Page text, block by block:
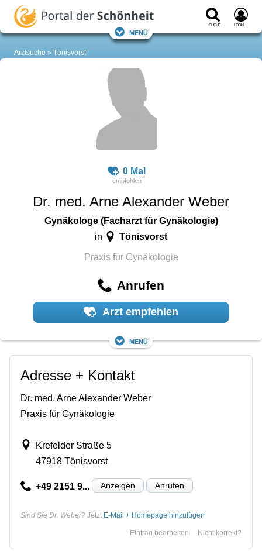
Suche Login
Menü
Arztsuche Tönisvorst
0 Mal
Dr. med. Arne Alexander Weber
Gynäkologe (Facharzt für Gynäkologie)
in Tönisvorst
Praxis für Gynäkologie
Anrufen
Arzt empfehlen
Menü
Adresse + Kontakt
Dr. med. Arne Alexander Weber
Praxis für Gynäkologie
Krefelder Straße 5
47918 Tönisvorst
+49 2151 9... Anzeigen Anrufen
Sind Sie Dr. Weber? Jetzt E-Mail + Homepage hinzufügen
Nicht korrekt?
Eintrag bearbeiten